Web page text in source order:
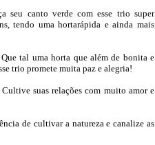
seu canto verde com esse trio super
tendo uma hortarápida e ainda mais
tal uma horta que além de bonita e
trio promete muita paz e alegria!
suas relações com muito amor e
de cultivar a natureza e canalize as